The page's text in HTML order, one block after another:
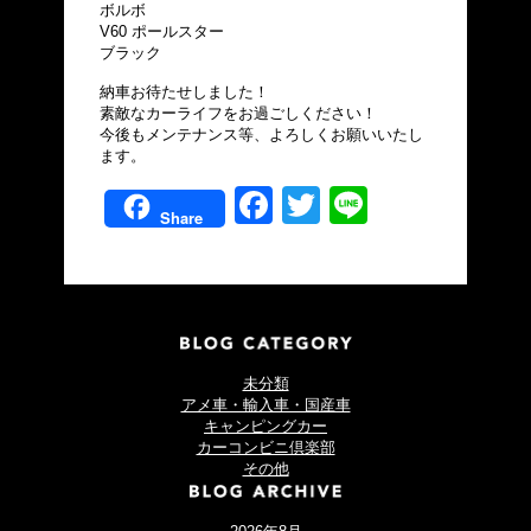
ボルボ
V60 ポールスター
ブラック
納車お待たせしました！
素敵なカーライフをお過ごしください！
今後もメンテナンス等、よろしくお願いいたし
ます。
Share
FacebookTwitter
未分類
アメ車・輸入車・国産車
キャンピングカー
カーコンビニ倶楽部
その他